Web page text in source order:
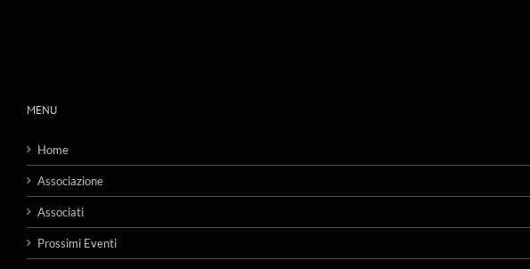
MENU
Home
Associazione
Associati
Prossimi Eventi